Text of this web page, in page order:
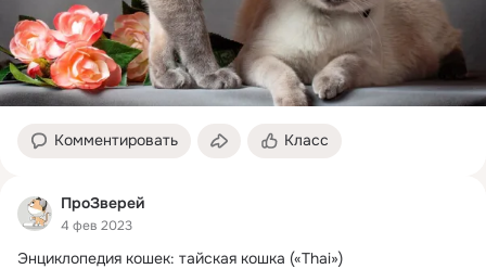
Комментировать Класс
ПроЗверей
4 фев 2023
Энциклопедия кошек: тайская кошка («Thai»)